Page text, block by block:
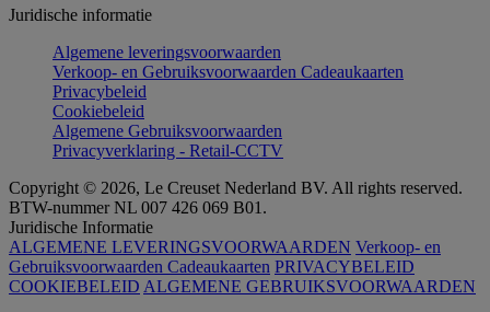
Juridische informatie
Algemene leveringsvoorwaarden
Verkoop- en Gebruiksvoorwaarden Cadeaukaarten
Privacybeleid
Cookiebeleid
Algemene Gebruiksvoorwaarden
Privacyverklaring - Retail-CCTV
Copyright © 2026, Le Creuset Nederland BV. All rights reserved.
BTW-nummer NL 007 426 069 B01.
Juridische Informatie
ALGEMENE LEVERINGSVOORWAARDEN Verkoop- en
Gebruiksvoorwaarden Cadeaukaarten PRIVACYBELEID
COOKIEBELEID ALGEMENE GEBRUIKSVOORWAARDEN